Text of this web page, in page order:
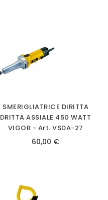
SMERIGLIATRICE DIRITTA
DRITTA ASSIALE 450 WATT
VIGOR - Art. VSDA-27
60,00 €